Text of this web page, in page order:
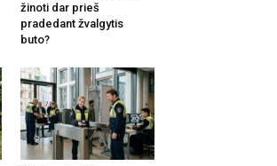
žinoti dar prieš
pradedant žvalgytis
buto?